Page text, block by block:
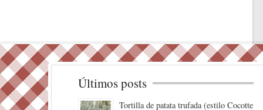
Últimos posts
Tortilla de patata trufada (estilo Cocotte